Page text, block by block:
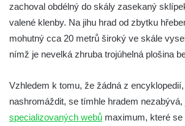
Hrad Perštejn (Borschenstein)
Tvrz Šumburk
Hrad Šumburk (Schönburg)
Tvrz Stranné
zachoval obdélný do skály zasekaný
valené klenby. Na jihu hrad od zbytku
mohutný cca 20 metrů široký ve skále
nímž je nevelká zhruba trojúhelná plošina
Vzhledem k tomu, že žádná z
nashromáždit, se tímhle hradem nezabývá,
specializovaných webů maximum, které se